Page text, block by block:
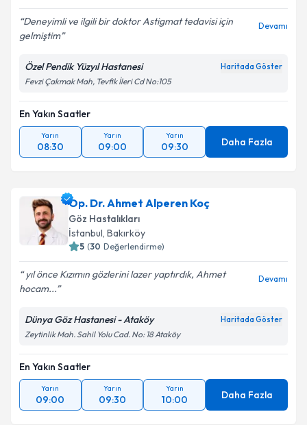
Kişisel verilerimin işlenmesine ilişkin
Aydınlatma
Metni'ni okudum ve kişisel verilerimin belirtilen
kapsamda işlenmesini kabul ediyorum.
Takvim Talebini Gönder
Deneyimli ve ilgili bir doktor Astigmat tedavisi için
gelmiştim
Devamı
Özel Pendik Yüzyıl Hastanesi Haritada Göster
Fevzi Çakmak Mah, Tevfik İleri Cd No:105
En Yakın Saatler
Yarın
08:30
Yarın
09:00
Yarın
09:30 Daha Fazla
Op. Dr. Ahmet Alperen Koç
Göz Hastalıkları
İstanbul, Bakırköy
5 (30 Değerlendirme)
yıl önce Kızımın gözlerini lazer yaptırdık, Ahmet
hocam...
Devamı
Dünya Göz Hastanesi - Ataköy Haritada Göster
Zeytinlik Mah. Sahil Yolu Cad. No: 18 Ataköy
En Yakın Saatler
Yarın
09:00
Yarın
09:30
Yarın
10:00 Daha Fazla